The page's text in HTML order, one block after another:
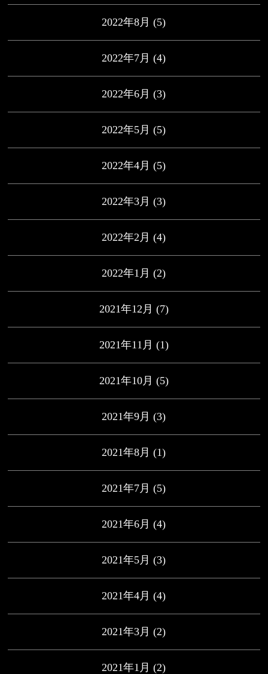
2022年8月 (5)
2022年7月 (4)
2022年6月 (3)
2022年5月 (5)
2022年4月 (5)
2022年3月 (3)
2022年2月 (4)
2022年1月 (2)
2021年12月 (7)
2021年11月 (1)
2021年10月 (5)
2021年9月 (3)
2021年8月 (1)
2021年7月 (5)
2021年6月 (4)
2021年5月 (3)
2021年4月 (4)
2021年3月 (2)
2021年1月 (2)